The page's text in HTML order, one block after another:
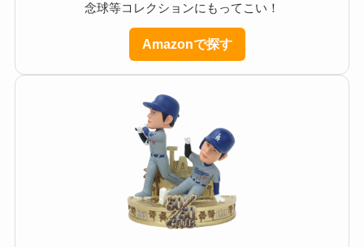
念球等コレクションにもってこい！
Amazonで探す